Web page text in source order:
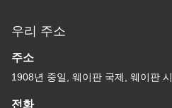
우리 주소
주소
1908년 중일, 웨이판 국제, 웨이판
전화